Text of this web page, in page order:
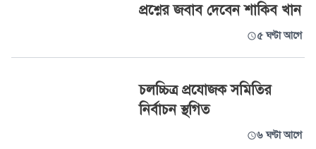
প্রশ্নের জবাব দেবেন শাকিব খান
৫ ঘণ্টা আগে
চলচ্চিত্র প্রযোজক সমিতির
নির্বাচন স্থগিত
৬ ঘণ্টা আগে